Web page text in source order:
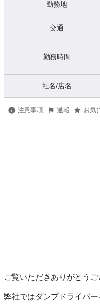
勤務地
交通
勤務時間
社名/店名
注意事項 通報 お気
ご覧いただきありがとうご
弊社ではダンプドライバー